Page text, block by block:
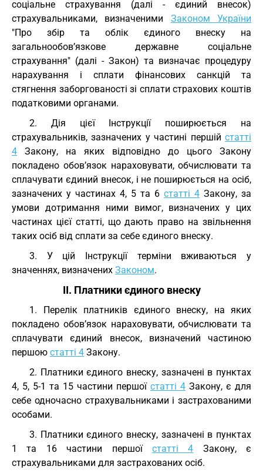
соціальне страхування (далі - єдиний внесок)
страхувальниками, визначеними Законом України
"Про збір та облік єдиного внеску на
загальнообов’язкове державне соціальне
страхування" (далі - Закон) та визначає процедуру
нарахування і сплати фінансових санкцій та
стягнення заборгованості зі сплати страхових коштів
податковими органами.
2. Дія цієї Інструкції поширюється на
страхувальників, зазначених у частині першій статті
4 Закону, на яких відповідно до цього Закону
покладено обов’язок нараховувати, обчислювати та
сплачувати єдиний внесок, і не поширюється на осіб,
зазначених у частинах 4, 5 та 6 статті 4 Закону, за
умови дотримання ними вимог, визначених у цих
частинах цієї статті, що дають право на звільнення
таких осіб від сплати за себе єдиного внеску.
3. У цій Інструкції терміни вживаються у
значеннях, визначених Законом.
II. Платники єдиного внеску
1. Перелік платників єдиного внеску, на яких
покладено обов’язок нараховувати, обчислювати та
сплачувати єдиний внесок, визначений частиною
першою статті 4 Закону.
2. Платники єдиного внеску, зазначені в пунктах
4, 5, 5-1 та 15 частини першої статті 4 Закону, є для
себе одночасно страхувальниками і застрахованими
особами.
3. Платники єдиного внеску, зазначені в пунктах
1 та 16 частини першої статті 4 Закону, є
страхувальниками для застрахованих осіб.